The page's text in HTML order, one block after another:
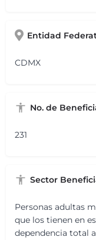
Entidad
CDMX
No. de
231
Sector
Personas adultas
que los tienen en
dependencia total